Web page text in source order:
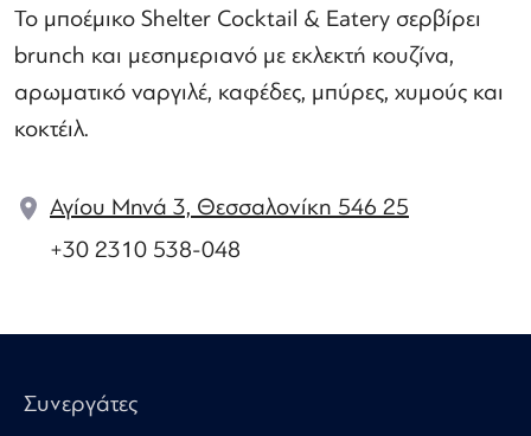
Το μποέμικο Shelter Cocktail & Eatery σερβίρει
brunch και μεσημεριανό με εκλεκτή κουζίνα,
αρωματικό ναργιλέ, καφέδες, μπύρες, χυμούς και
κοκτέιλ.
Αγίου Μηνά 3, Θεσσαλονίκη 546 25
+30 2310 538-048
Συνεργάτες